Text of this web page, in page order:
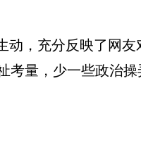
，充分反映了网友
考量，少一些政治